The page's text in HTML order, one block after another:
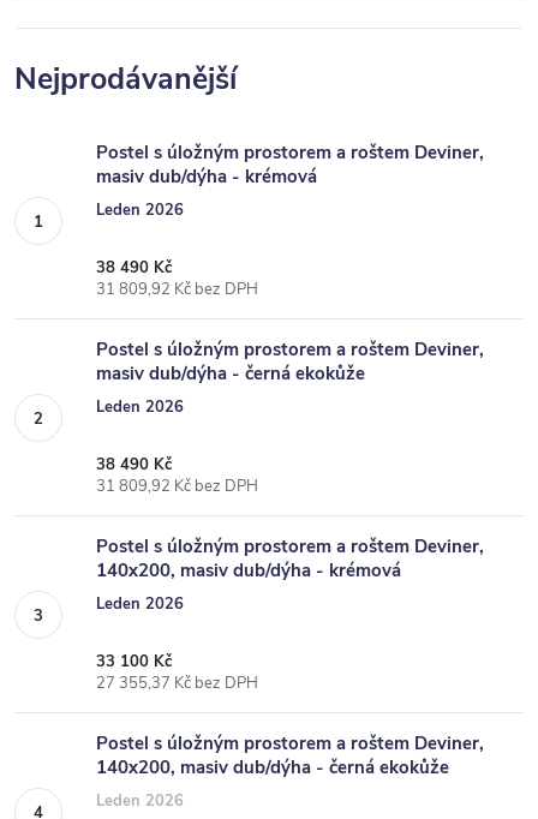
Nejprodávanější
Postel s úložným prostorem a roštem Deviner,
masiv dub/dýha - krémová
Leden 2026
38 490 Kč
31 809,92 Kč bez DPH
Postel s úložným prostorem a roštem Deviner,
masiv dub/dýha - černá ekokůže
Leden 2026
38 490 Kč
31 809,92 Kč bez DPH
Postel s úložným prostorem a roštem Deviner,
140x200, masiv dub/dýha - krémová
Leden 2026
33 100 Kč
27 355,37 Kč bez DPH
Postel s úložným prostorem a roštem Deviner,
140x200, masiv dub/dýha - černá ekokůže
Leden 2026